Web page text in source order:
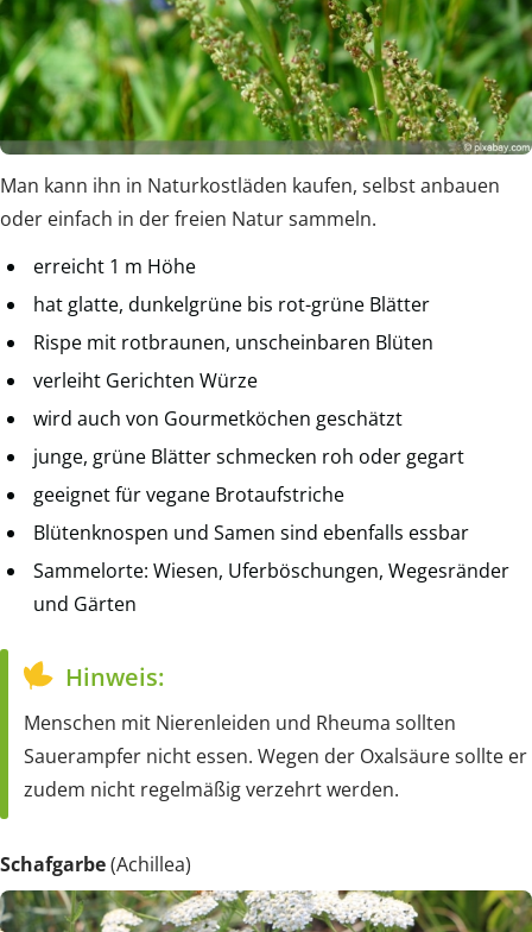
Man kann ihn in Naturkostläden kaufen, selbst anbauen
oder einfach in der freien Natur sammeln.
erreicht 1 m Höhe
hat glatte, dunkelgrüne bis rot-grüne Blätter
Rispe mit rotbraunen, unscheinbaren Blüten
verleiht Gerichten Würze
wird auch von Gourmetköchen geschätzt
junge, grüne Blätter schmecken roh oder gegart
geeignet für vegane Brotaufstriche
Blütenknospen und Samen sind ebenfalls essbar
Sammelorte: Wiesen, Uferböschungen, Wegesränder
und Gärten
Hinweis:
Menschen mit Nierenleiden und Rheuma sollten
Sauerampfer nicht essen. Wegen der Oxalsäure sollte er
zudem nicht regelmäßig verzehrt werden.
Schafgarbe(Achillea)